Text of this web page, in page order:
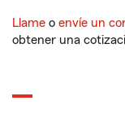
Llame o envíe un
obtener una